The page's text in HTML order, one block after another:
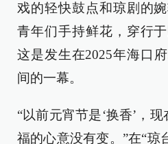
戏的轻快鼓点和琼剧的
青年们手持鲜花，穿行
这是发生在2025年海口
间的一幕。
“以前元宵节是‘换香’，
福的心意没有变。”在“琼